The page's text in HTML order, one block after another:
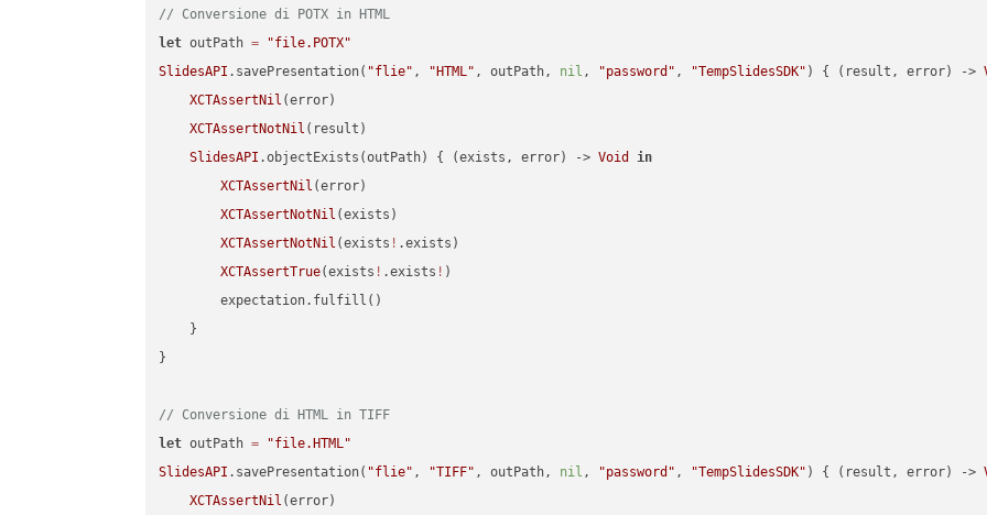
// Conversione di POTX in HTML
let outPath =
"file.POTX"
SlidesAPI .savePresentation( "flie" , "HTML" , outPath, nil , "password" , "TempSlidesSDK" ) { (result, error) ->
XCTAssertNil (error)
XCTAssertNotNil (result)
SlidesAPI .objectExists(outPath) { (exists, error) -> Void
in
XCTAssertNil (error)
XCTAssertNotNil (exists)
XCTAssertNotNil (exists ! .exists)
XCTAssertTrue(exists ! .exists ! )
        expectation.fulfill()
    }
}
// Conversione di HTML in TIFF
let outPath =
"file.HTML"
SlidesAPI .savePresentation( "flie" , "TIFF" , outPath, nil , "password" , "TempSlidesSDK" ) { (result, error) ->
XCTAssertNil (error)